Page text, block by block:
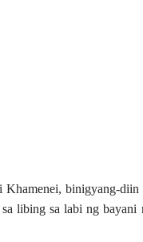
Khamenei, binigyang-diin
libing sa labi ng bayani